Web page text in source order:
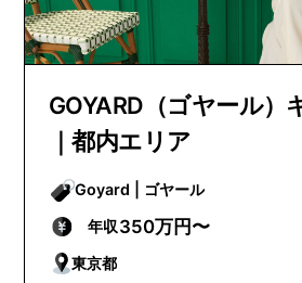
GOYARD（ゴヤール）
｜都内エリア
Goyard | ゴヤール
年収350万円〜
東京都